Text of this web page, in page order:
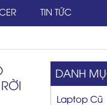
TIN TỨC
DANH
Laptop Cũ